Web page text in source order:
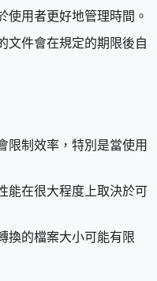
使用者更好地管理時間。
文件會在規定的期限後自
限制效率，特別是當使用
能在很大程度上取決於可
換的檔案大小可能有限